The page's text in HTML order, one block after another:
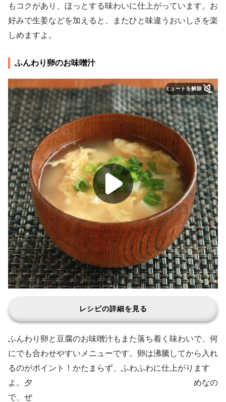
もコクがあり、ほっとする味わいに仕上がっています。お
好みで生姜などを加えると、またひと味違うおいしさを楽
しめますよ。
ふんわり卵のお味噌汁
ミュートを解除
レシピの詳細を見る
ふんわり卵と豆腐のお味噌汁もまた落ち着く味わいで、何
にでも合わせやすいメニューです。卵は沸騰してから入れ
るのがポイント！かたまらず、ふわふわに仕上がります
よ。夕飯の献立にはもちろん、朝ごはんにもおすすめなの
で、ぜひ作ってみてくださいね。